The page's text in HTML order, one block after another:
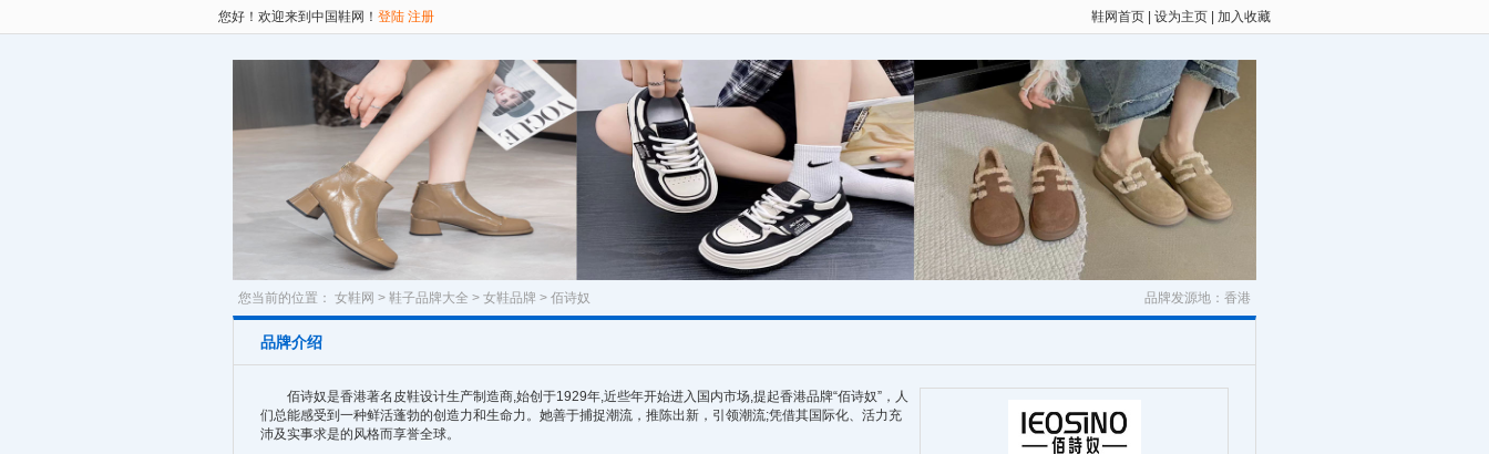
鞋网首页 设为主页 加入收藏
您好！欢迎来到中国鞋网！ 登陆 注册
品牌发源地：香港
您当前的位置： 女鞋网 > 鞋子品牌大全 > 女鞋品牌 > 佰诗奴
品牌介绍
佰诗奴是香港著名皮鞋设计生产制造商,始创于1929年,近些年开始进入国内市场,提起香港品牌“佰诗奴”，人
们总能感受到一种鲜活蓬勃的创造力和生命力。她善于捕捉潮流，推陈出新，引领潮流;凭借其国际化、活力充
沛及实事求是的风格而享誉全球。